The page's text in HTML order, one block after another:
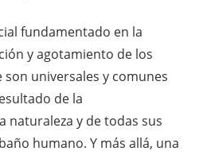
fundamentado en la
y agotamiento de los
universales y comunes
de la
naturaleza y de todas sus
humano. Y más allá, una